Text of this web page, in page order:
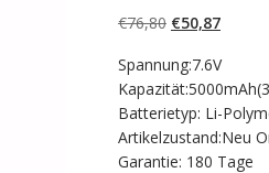
€76,80 Ursprünglicher
war:
€76,80
€50,87
ist:
Spannung:7.6V
Batterietyp: Li-
Artikelzustand:Neu
Garantie: 180 Tage